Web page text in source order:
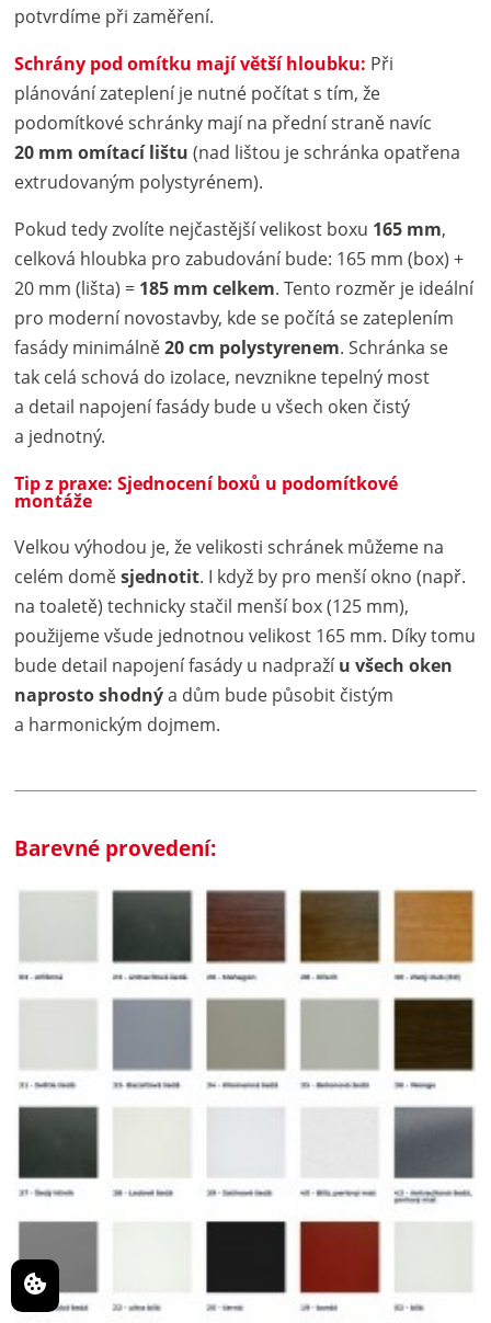
potvrdíme při zaměření.
Schrány pod omítku mají větší hloubku: Při
plánování zateplení je nutné počítat s tím, že
podomítkové schránky mají na přední straně navíc
20 mm omítací lištu (nad lištou je schránka opatřena
extrudovaným polystyrénem).
Pokud tedy zvolíte nejčastější velikost boxu 165 mm,
celková hloubka pro zabudování bude: 165 mm (box) +
20 mm (lišta) = 185 mm celkem. Tento rozměr je ideální
pro moderní novostavby, kde se počítá se zateplením
fasády minimálně20 cm polystyrenem. Schránka se
tak celá schová do izolace, nevznikne tepelný most
a detail napojení fasády bude u všech oken čistý
a jednotný.
Tip z praxe: Sjednocení boxů u podomítkové
montáže
Velkou výhodou je, že velikosti schránek můžeme na
celém doměsjednotit. I když by pro menší okno (např.
na toaletě) technicky stačil menší box (125 mm),
použijeme všude jednotnou velikost 165 mm. Díky tomu
bude detail napojení fasády u nadpražíu všech oken
naprosto shodnýa dům bude působit čistým
a harmonickým dojmem.
Barevné provedení: